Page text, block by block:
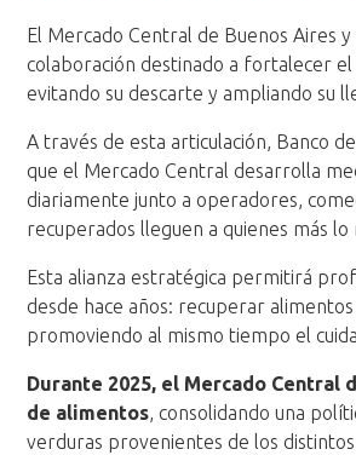
El Mercado Central de Buenos Aires
colaboración destinado a fortalecer
evitando su descarte y ampliando su
A través de esta articulación, Banco
que el Mercado Central desarrolla
diariamente junto a operadores,
recuperados lleguen a quienes más lo
Esta alianza estratégica permitirá
desde hace años: recuperar
promoviendo al mismo tiempo el
Durante 2025, el Mercado Central
de alimentos, consolidando una
verduras provenientes de los